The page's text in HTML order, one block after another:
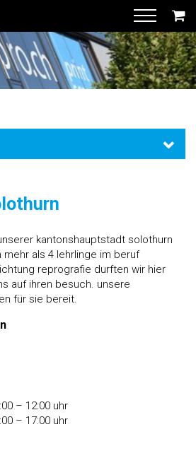
kantonshauptstadt solothurn
als 4 lehrlinge im beruf
reprografie durften wir hier
auf ihren besuch. unsere
für sie bereit.
– 12:00 uhr
– 17:00 uhr